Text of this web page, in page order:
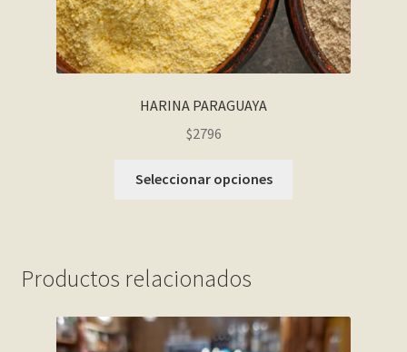
HARINA PARAGUAYA
$2796
Seleccionar opciones
Productos relacionados